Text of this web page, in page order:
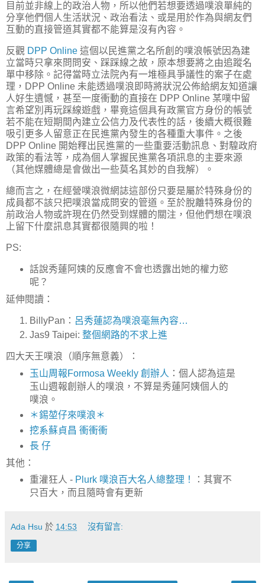
目前並非線上的政治人物，所以他們若想要透過噗浪單純的
分享他們個人生活狀況、政治看法、或是用於作為與網友們
互動的直接管道其實都不能算是沒有內容。
反觀 DPP Online 這個以民進黨之名所創的噗浪帳號因為建
立當時只拿來問問安、踩踩線之故，原本想要將之由追蹤名
單中移除。記得當時立法院內有一堆極具爭議性的案子在處
理，DPP Online 未能透過噗浪即時將狀況公佈給網友知道讓
人好生遺憾，甚至一度衝動的直接在 DPP Online 某噗中留
言希望別再玩踩線遊戲，畢竟這個具有政黨官方身份的帳號
若不能在短期間內建立公信力及代表性的話，後續大概很難
吸引更多人留意正在民進黨內發生的各種重大事件。之後
DPP Online 開始釋出民進黨的一些重要活動訊息、對騜政府
政策的看法等，成為個人掌握民進黨各項訊息的主要來源
（其他媒體總是會做出一些莫名其妙的自我解）。
總而言之，在經營噗浪微網誌這部份只要是屬於特殊身份的
成員都不該只把噗浪當成問安的管道。至於脫離特殊身份的
前政治人物或許現在仍然受到媒體的關注，但他們想在噗浪
上留下什麼訊息其實都很隨興的啦！
PS:
話說秀蓮阿姨的反應會不會也透露出她的權力慾
呢？
延伸閱讀：
BillyPan： 呂秀蓮認為噗浪毫無內容…
Jas9 Taipei: 整個網路的不求上進
四大天王噗浪（順序無意義）：
玉山周報Formosa Weekly 創辦人 ：個人認為這是
玉山週報創辦人的噗浪，不算是秀蓮阿姨個人的
噗浪。
＊錫堃仔來噗浪＊
挖系蘇貞昌 衝衝衝
長 仔
其他：
重灌狂人 - Plurk 噗浪百大名人總整理！
：其實不
只百大，而且隨時會有更新
Ada Hsu 於 14:53 沒有留言:
分享